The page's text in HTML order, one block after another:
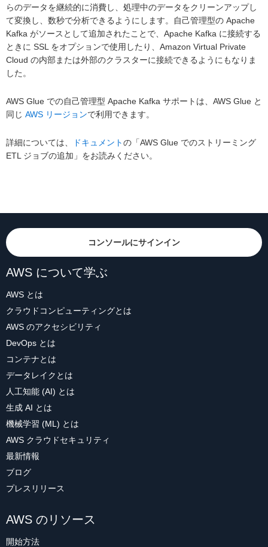
らのデータを継続的に消費し、処理中のデータをクリーンアップし
て変換し、数秒で分析できるようにします。自己管理型の Apache
Kafka がソースとして追加されたことで、Apache Kafka に接続する
ときに SSL をオプションで使用したり、Amazon Virtual Private
Cloud の内部または外部のクラスターに接続できるようにもなりま
した。
AWS Glue での自己管理型 Apache Kafka サポートは、AWS Glue と
同じ AWS リージョンで利用できます。
詳細については、 ドキュメントの「AWS Glue でのストリーミング
ETL ジョブの追加」をお読みください。
コンソールにサインイン
AWS について学ぶ
AWS とは
クラウドコンピューティングとは
AWS のアクセシビリティ
DevOps とは
コンテナとは
データレイクとは
人工知能 (AI) とは
生成 AI とは
機械学習 (ML) とは
AWS クラウドセキュリティ
最新情報
ブログ
プレスリリース
AWS のリソース
開始方法